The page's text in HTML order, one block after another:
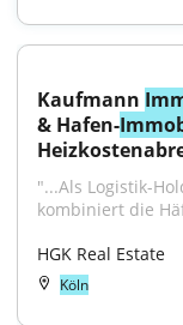
Kaufmann
& Hafen-
"...Als Logistik-
kombiniert die
HGK Real Estate
Köln